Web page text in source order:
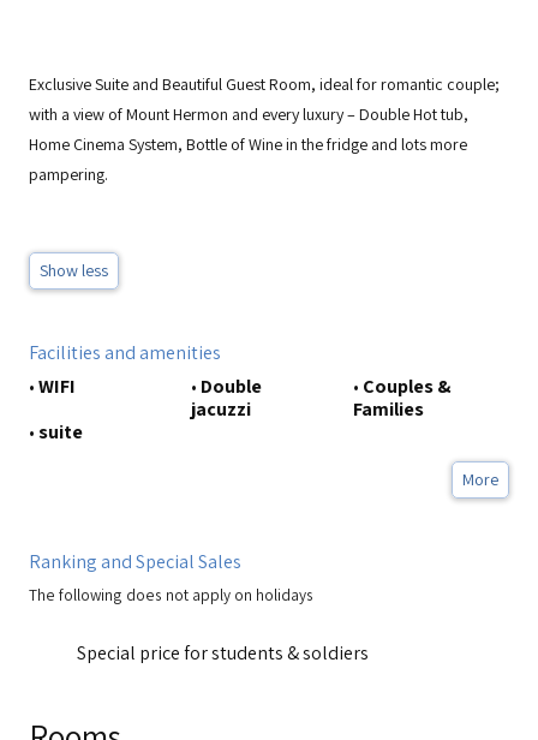
Exclusive Suite and Beautiful Guest Room, ideal for romantic couple;
with a view of Mount Hermon and every luxury – Double Hot tub,
Home Cinema System, Bottle of Wine in the fridge and lots more
pampering.
Show less
Facilities and amenities
•WIFI • Double
jacuzzi
• Couples &
Families
•suite
More
Ranking and Special Sales
The following does not apply on holidays
Special price for students & soldiers